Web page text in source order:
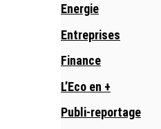
Energie
Entreprises
Finance
L’Eco en +
Publi-reportage